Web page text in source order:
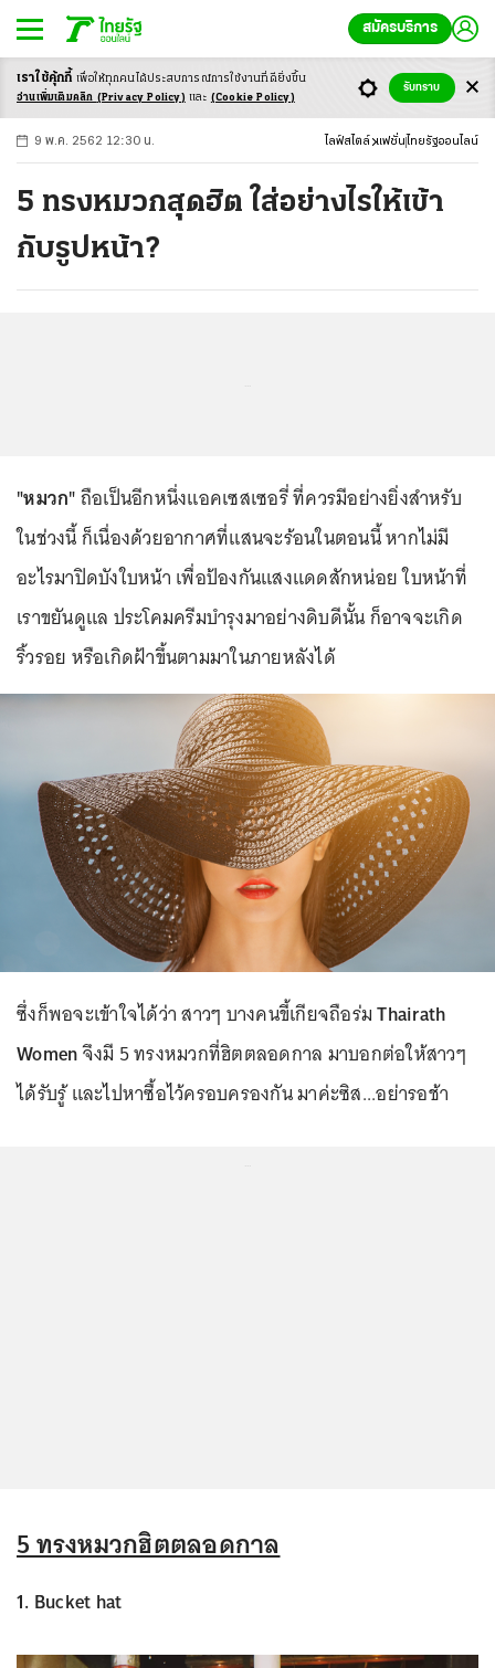
สมัครบริการ
-ก ก ก+
9 พ.ค. 2562 12:30 น. ไลฟ์สไตล์ แฟชั่น ไทยรัฐออนไลน์
5 ทรงหมวกสุดฮิต ใส่อย่างไรให้เข้า
กับรูปหน้า?
"หมวก"ถือเป็นอีกหนึ่งแอคเซสเซอรี่ ที่ควรมีอย่างยิ่งสำหรับ
ในช่วงนี้ ก็เนื่องด้วยอากาศที่แสนจะร้อนในตอนนี้ หากไม่มี
อะไรมาปิดบังใบหน้า เพื่อป้องกันแสงแดดสักหน่อย ใบหน้าที่
เราขยันดูแล ประโคมครีมบำรุงมาอย่างดิบดีนั้น ก็อาจจะเกิด
ริ้วรอย หรือเกิดฝ้าขึ้นตามมาในภายหลังได้
ซึ่งก็พอจะเข้าใจได้ว่า สาวๆ บางคนขี้เกียจถือร่มThairath
Womenจึงมี 5 ทรงหมวกที่ฮิตตลอดกาล มาบอกต่อให้สาวๆ
ได้รับรู้ และไปหาซื้อไว้ครอบครองกัน มาค่ะซิส...อย่ารอช้า
5 ทรงหมวกฮิตตลอดกาล
1. Bucket hat
เราใช้คุ้กกี้ เพื่อให้ทุกคนได้ประสบการณ์การใช้งานที่ดียิ่งขึ้น
อ่านเพิ่มเติมคลิก (Privacy Policy) และ (Cookie Policy)
รับทราบ